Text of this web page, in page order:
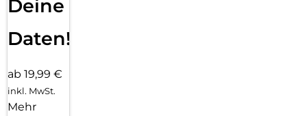
Deine
Daten!
ab 19,99 €
inkl. MwSt.
Mehr